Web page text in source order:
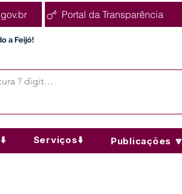
Portal da Transparência
a Feijó!
Serviços⬇️ Publicações 🔽